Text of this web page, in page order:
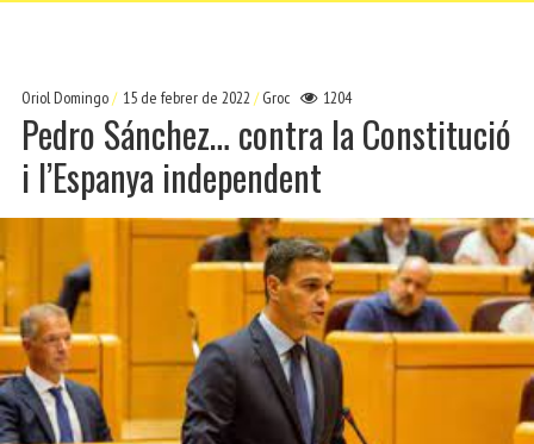
Oriol Domingo 15 de febrer de 2022 Groc 1204
Pedro Sánchez… contra la Constitució
i l’Espanya independent